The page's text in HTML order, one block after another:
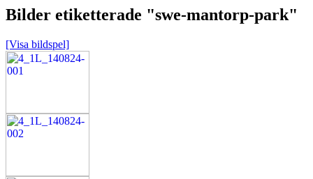
Bilder etiketterade "swe-mantorp-park"
[Visa bildspel]